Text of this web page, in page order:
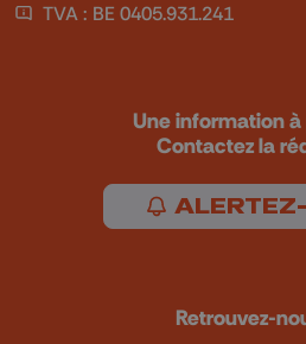
TVA : BE 0405.931.241
Une information
Contactez la
Retrouvez-